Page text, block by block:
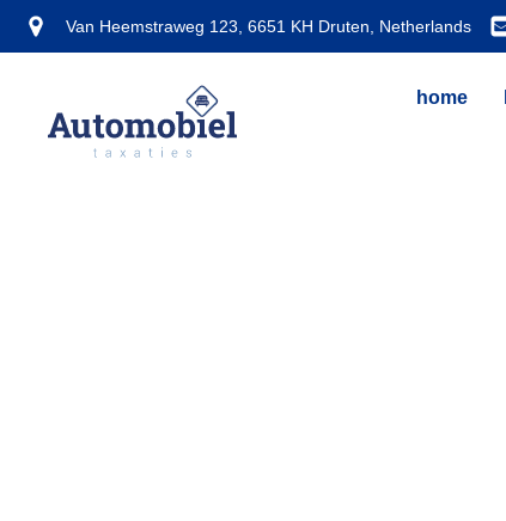
Van Heemstraweg 123, 6651 KH Druten, Netherlands
home